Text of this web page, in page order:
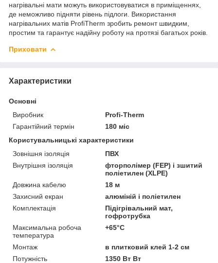
нагрівальні мати можуть використовуватися в приміщеннях,
де неможливо підняти рівень підлоги. Використання
нагрівальних матів ProfiTherm зробить ремонт швидким,
простим та гарантує надійну роботу на протязі багатьох років.
Приховати
Характеристики
Основні
Виробник
Profi-Therm
Гарантійний термін
180 міс
Користувальницькі характеристики
Зовнішня ізоляція
ПВХ
Внутрішня ізоляція
фторполімер (FEP) і зшитий
поліетилен (XLPE)
Довжина кабелю
18 м
Захисний екран
алюміній і поліетилен
Комплектація
Підігрівальний мат,
гофротрубка
Максимальна робоча
температура
+65°C
Монтаж
в плитковий клей 1-2 см
Потужність
1350 Вт Вт